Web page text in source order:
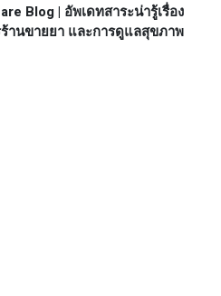
Blog | อัพเดทสาระน่ารู้เรื่อง
านขายยา และการดูแลสุขภาพ